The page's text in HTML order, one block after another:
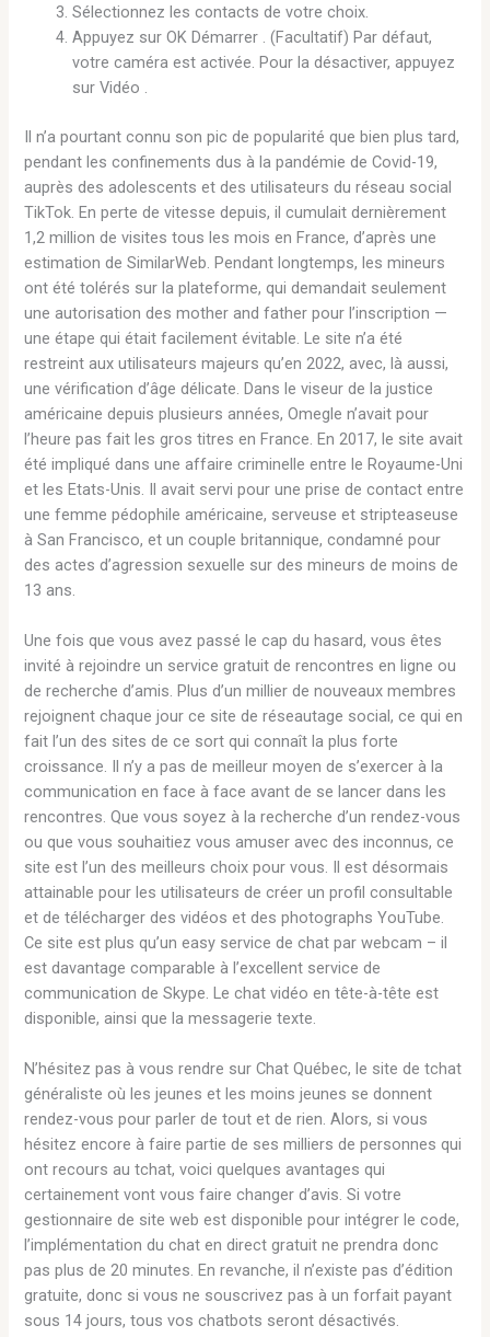
Sélectionnez les contacts de votre choix.
Appuyez sur OK Démarrer . (Facultatif) Par défaut,
votre caméra est activée. Pour la désactiver, appuyez
sur Vidéo .
Il n’a pourtant connu son pic de popularité que bien plus tard,
pendant les confinements dus à la pandémie de Covid-19,
auprès des adolescents et des utilisateurs du réseau social
TikTok. En perte de vitesse depuis, il cumulait dernièrement
1,2 million de visites tous les mois en France, d’après une
estimation de SimilarWeb. Pendant longtemps, les mineurs
ont été tolérés sur la plateforme, qui demandait seulement
une autorisation des mother and father pour l’inscription —
une étape qui était facilement évitable. Le site n’a été
restreint aux utilisateurs majeurs qu’en 2022, avec, là aussi,
une vérification d’âge délicate. Dans le viseur de la justice
américaine depuis plusieurs années, Omegle n’avait pour
l’heure pas fait les gros titres en France. En 2017, le site avait
été impliqué dans une affaire criminelle entre le Royaume-Uni
et les Etats-Unis. Il avait servi pour une prise de contact entre
une femme pédophile américaine, serveuse et stripteaseuse
à San Francisco, et un couple britannique, condamné pour
des actes d’agression sexuelle sur des mineurs de moins de
13 ans.
Une fois que vous avez passé le cap du hasard, vous êtes
invité à rejoindre un service gratuit de rencontres en ligne ou
de recherche d’amis. Plus d’un millier de nouveaux membres
rejoignent chaque jour ce site de réseautage social, ce qui en
fait l’un des sites de ce sort qui connaît la plus forte
croissance. Il n’y a pas de meilleur moyen de s’exercer à la
communication en face à face avant de se lancer dans les
rencontres. Que vous soyez à la recherche d’un rendez-vous
ou que vous souhaitiez vous amuser avec des inconnus, ce
site est l’un des meilleurs choix pour vous. Il est désormais
attainable pour les utilisateurs de créer un profil consultable
et de télécharger des vidéos et des photographs YouTube.
Ce site est plus qu’un easy service de chat par webcam – il
est davantage comparable à l’excellent service de
communication de Skype. Le chat vidéo en tête-à-tête est
disponible, ainsi que la messagerie texte.
N’hésitez pas à vous rendre sur Chat Québec, le site de tchat
généraliste où les jeunes et les moins jeunes se donnent
rendez-vous pour parler de tout et de rien. Alors, si vous
hésitez encore à faire partie de ses milliers de personnes qui
ont recours au tchat, voici quelques avantages qui
certainement vont vous faire changer d’avis. Si votre
gestionnaire de site web est disponible pour intégrer le code,
l’implémentation du chat en direct gratuit ne prendra donc
pas plus de 20 minutes. En revanche, il n’existe pas d’édition
gratuite, donc si vous ne souscrivez pas à un forfait payant
sous 14 jours, tous vos chatbots seront désactivés.